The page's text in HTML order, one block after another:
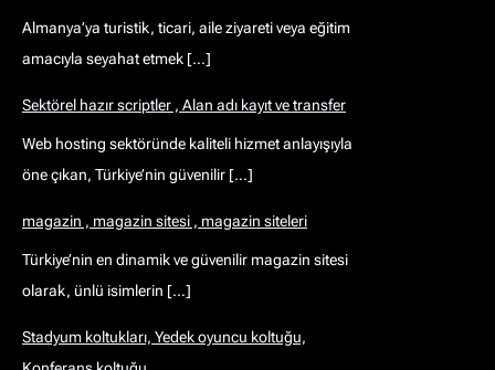
Almanya’ya turistik, ticari, aile ziyareti veya eğitim
amacıyla seyahat etmek […]
Sektörel hazır scriptler , Alan adı kayıt ve transfer
Web hosting sektöründe kaliteli hizmet anlayışıyla
öne çıkan, Türkiye’nin güvenilir […]
magazin , magazin sitesi , magazin siteleri
Türkiye’nin en dinamik ve güvenilir magazin sitesi
olarak, ünlü isimlerin […]
Stadyum koltukları, Yedek oyuncu koltuğu,